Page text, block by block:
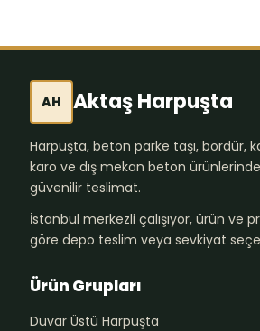
AH Aktaş Harpuşta
Harpuşta, beton parke taşı, bordür,
karo ve dış mekan beton ürünlerinde
güvenilir teslimat.
İstanbul merkezli çalışıyor, ürün ve
göre depo teslim veya sevkiyat
Ürün Grupları
Duvar Üstü Harpuşta